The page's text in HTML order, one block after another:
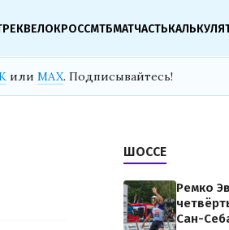
ВЕЛОКРОССМТБМАТЧАСТЬ
или MAX. Подписывайтесь!
ШОССЕ
Ремко
Сан-